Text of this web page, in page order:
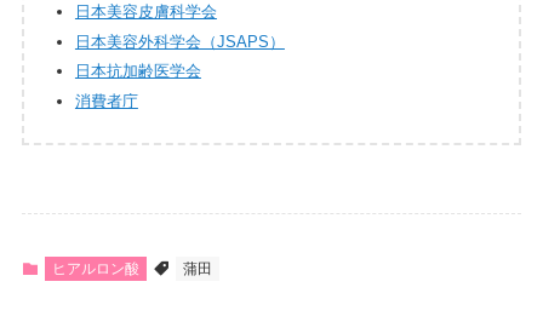
日本美容皮膚科学会
日本美容外科学会（JSAPS）
日本抗加齢医学会
消費者庁
ヒアルロン酸 蒲田